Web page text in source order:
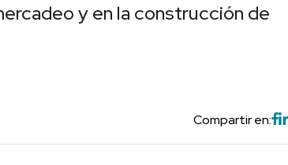
y en la construcción de
Compartir en: